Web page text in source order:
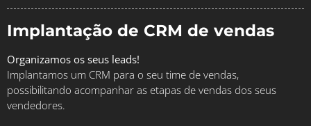
Implantação de CRM de vendas
Organizamos os seus leads!
Implantamos um CRM para o seu time de vendas,
possibilitando acompanhar as etapas de vendas dos seus
vendedores.